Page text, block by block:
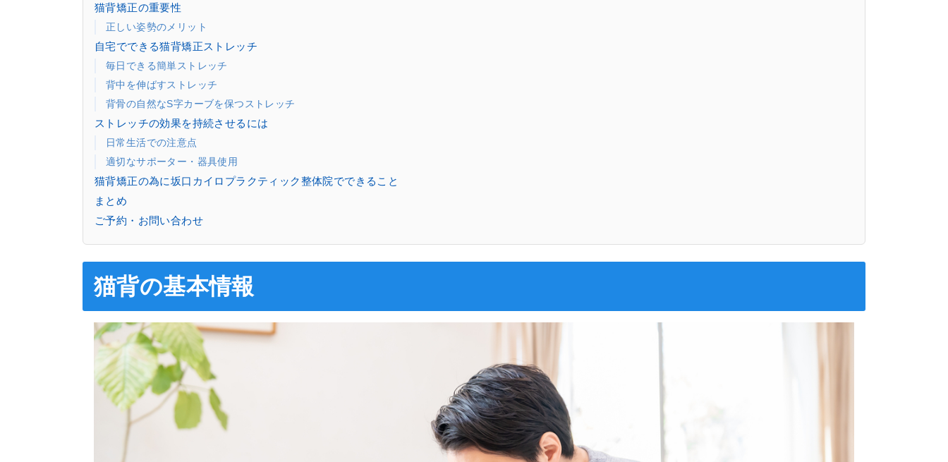
猫背矯正の重要性
正しい姿勢のメリット
自宅でできる猫背矯正ストレッチ
毎日できる簡単ストレッチ
背中を伸ばすストレッチ
背骨の自然なS字カーブを保つストレッチ
ストレッチの効果を持続させるには
日常生活での注意点
適切なサポーター・器具使用
猫背矯正の為に坂口カイロプラクティック整体院でできること
まとめ
ご予約・お問い合わせ
猫背の基本情報